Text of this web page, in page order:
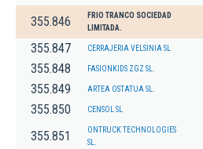
355.846
FRIO TRANCO SOCIEDAD
LIMITADA.
355.847 CERRAJERIA VELSINIA SL
355.848 FASIONKIDS ZGZ SL.
355.849 ARTEA OSTATUA SL.
355.850 CENSOL SL
355.851
ONTRUCK TECHNOLOGIES
SL.